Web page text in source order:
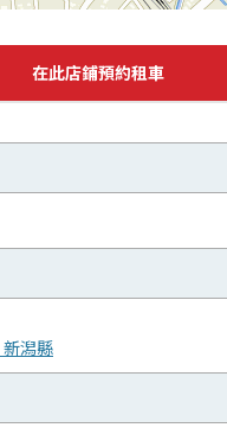
在此店鋪預約租車
潟縣